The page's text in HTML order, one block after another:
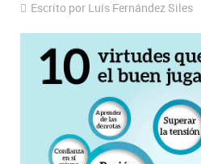
Escrito por Luís Fernández Siles